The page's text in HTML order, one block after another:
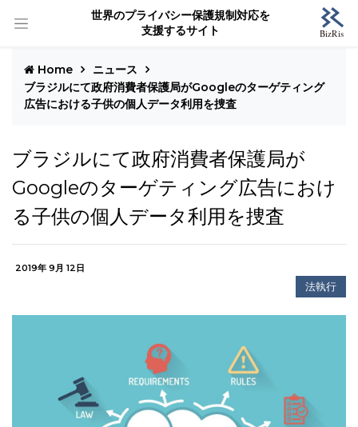
世界のプライバシー保護規制対応を
支援するサイト
Home
ニュース
ブラジルにて政府消費者保護局がGoogleのターゲティング
広告における子供の個人データ利用を捜査
ブラジルにて政府消費者保護局が
Googleのターゲティング広告におけ
る子供の個人データ利用を捜査
2019年 9月 12日
法執行